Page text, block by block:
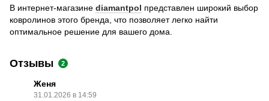
В интернет-магазине diamantpol представлен широкий выбор
ковролинов этого бренда, что позволяет легко найти
оптимальное решение для вашего дома.
Отзывы 2
Женя
31.01.2026 в 14:59